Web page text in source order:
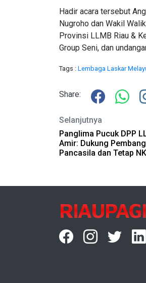
Hadir acara tersebut
Nugroho dan Wakil
Provinsi LLMB Riau &
Group Seni, dan
Tags : Lembaga Laskar
Share:
Selanjutnya
Panglima Pucuk DPP
Amir: Dukung
Pancasila dan Tetap
RIAUPAGI